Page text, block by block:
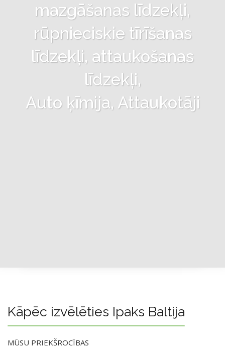
mazgāšanas līdzekļi,
rūpnieciskie tīrīšanas
līdzekļi, attaukošanas
līdzekļi,
Auto ķīmija, Attaukotāji
Kāpēc izvēlēties Ipaks Baltija
MŪSU PRIEKŠROCĪBAS